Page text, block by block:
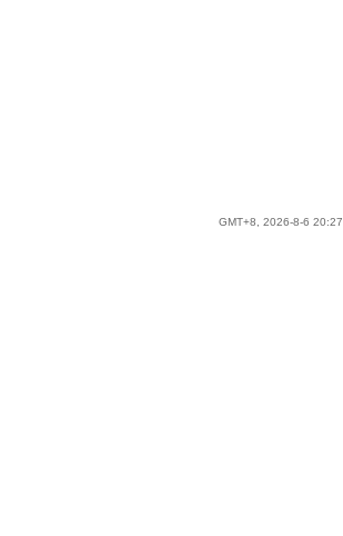
GMT+8, 2026-8-6 20:27